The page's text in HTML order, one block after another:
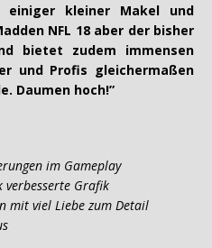
kleiner Makel und
NFL 18 aber der bisher
bietet zudem immensen
und Profis gleichermaßen
Daumen hoch!”
im Gameplay
verbesserte Grafik
mit viel Liebe zum Detail